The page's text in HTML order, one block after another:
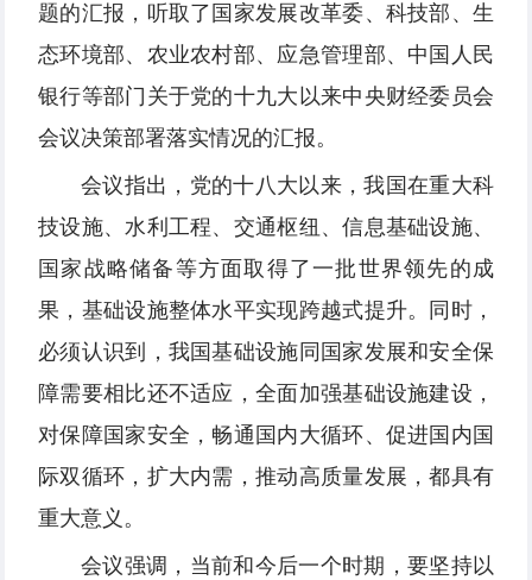
题的汇报，听取了国家发展改革委、科技部、生
态环境部、农业农村部、应急管理部、中国人民
银行等部门关于党的十九大以来中央财经委员会
会议决策部署落实情况的汇报。
会议指出，党的十八大以来，我国在重大科
技设施、水利工程、交通枢纽、信息基础设施、
国家战略储备等方面取得了一批世界领先的成
果，基础设施整体水平实现跨越式提升。同时，
必须认识到，我国基础设施同国家发展和安全保
障需要相比还不适应，全面加强基础设施建设，
对保障国家安全，畅通国内大循环、促进国内国
际双循环，扩大内需，推动高质量发展，都具有
重大意义。
会议强调，当前和今后一个时期，要坚持以